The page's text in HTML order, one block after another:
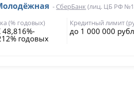
- СберБанк (лиц. ЦБ РФ
(% годовых)
годовых
Кредитный лимит
до 1 000 000